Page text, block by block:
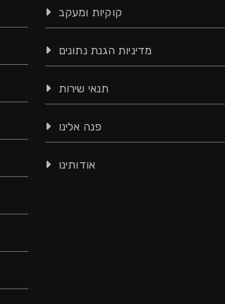
קוקיות ומעקב
מדיניות הגנת נתונים
תנאי שירות
פנה אלינו
אודותינו